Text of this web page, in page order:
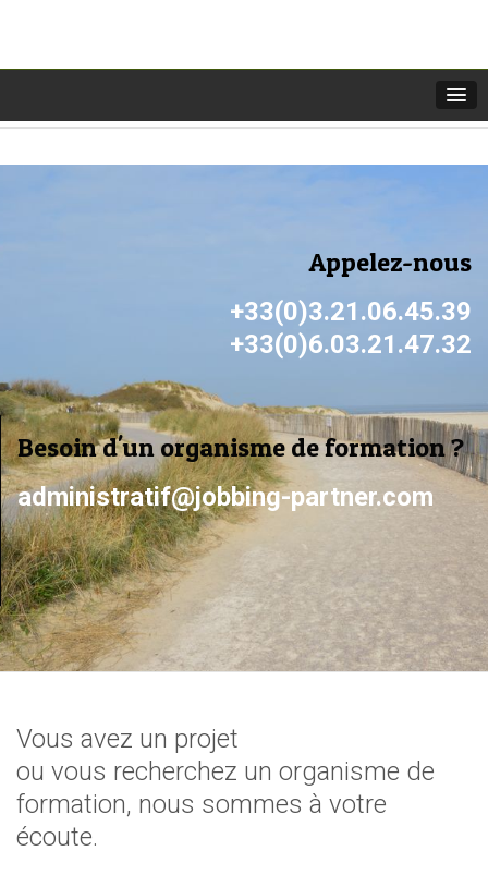
Appelez-nous
+33(0)3.21.06.45.39
+33(0)6.03.21.47.32
Besoin d'un organisme de formation ?
administratif@jobbing-partner.com
Vous avez un projet
ou vous recherchez un organisme de
formation, nous sommes à votre
écoute.